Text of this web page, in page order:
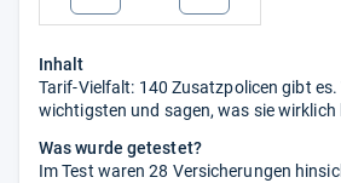
Inhalt
Tarif-Vielfalt: 140 Zusatzpolicen gibt es.
wichtigsten und sagen, was sie wirklich
Was wurde getestet?
Im Test waren 28 Versicherungen